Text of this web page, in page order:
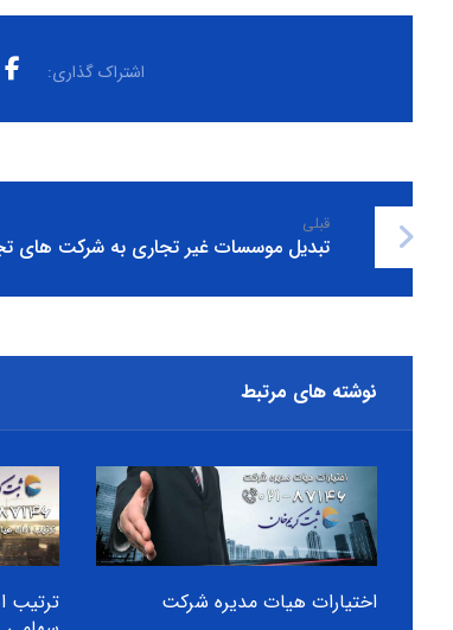
قبلی
تبدیل موسسات غیر تجاری به شرکت های
نوشته های مرتبط
اختیارات هیات مدیره شرکت
ترتیب